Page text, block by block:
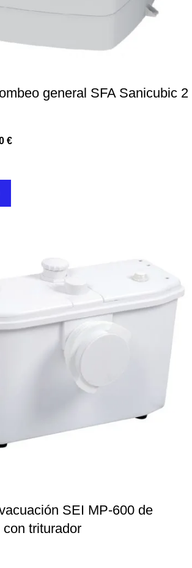
general SFA Sanicubic 2
€
SEI MP-600 de
triturador